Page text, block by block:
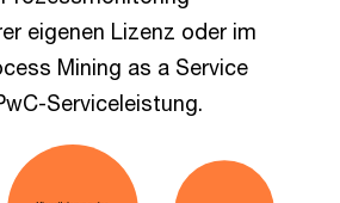
eigenen Lizenz oder im
Mining as a Service
Serviceleistung.